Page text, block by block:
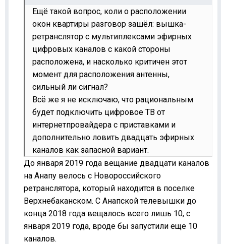
Ещё такой вопрос, коли о расположении
окон квартиры разговор зашёл: вышка-
ретранслятор с мультиплексами эфирных
цифровых каналов с какой стороны
расположена, и насколько критичен этот
момент для расположения антенны,
сильный ли сигнал?
Всё же я не исключаю, что рациональным
будет подключить цифровое ТВ от
интернетпровайдера с приставками и
дополнительно ловить двадцать эфирных
каналов как запасной вариант.
До января 2019 года вещание двадцати каналов
на Анапу велось с Новороссийского
ретранслятора, который находится в поселке
Верхнебаканском. С Анапской телевышки до
конца 2018 года вещалось всего лишь 10, с
января 2019 года, вроде бы запустили еще 10
каналов.